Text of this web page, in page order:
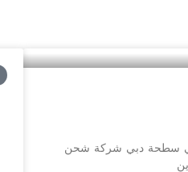
سطحة دبي شركة شحن